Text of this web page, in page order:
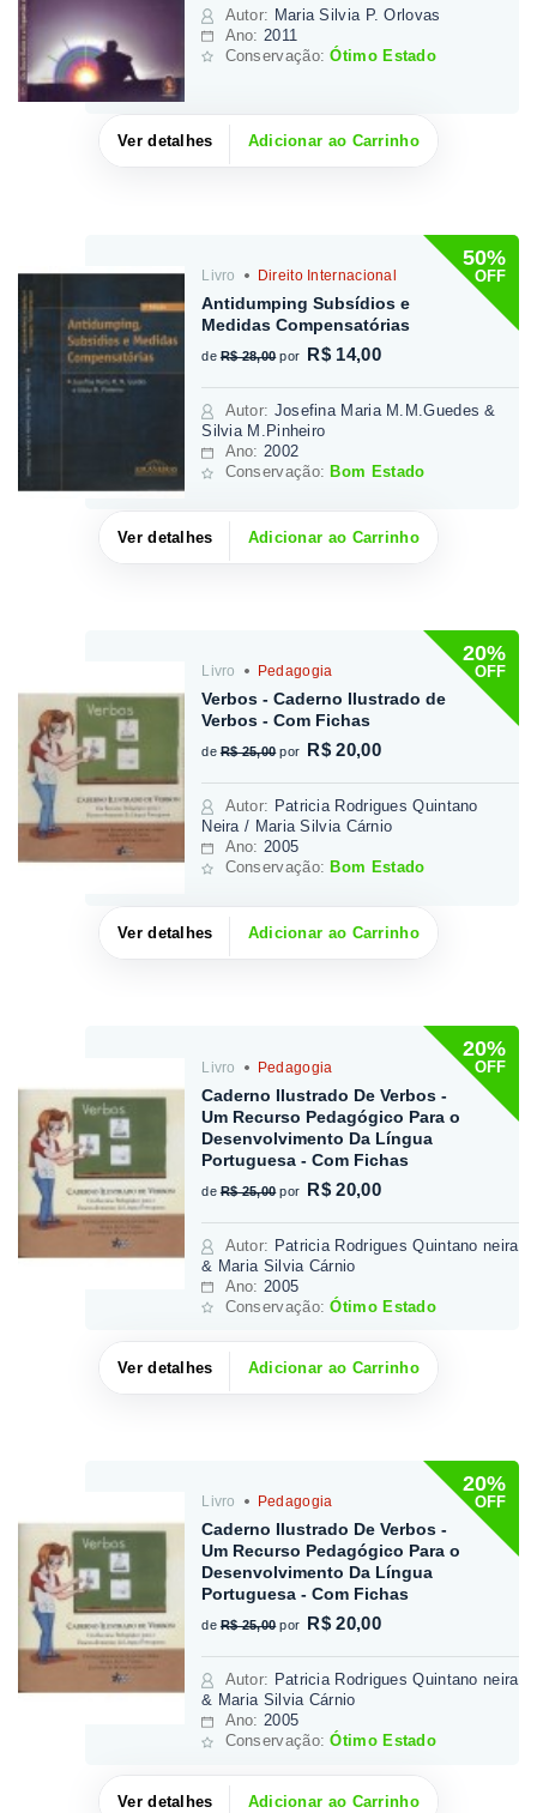
Autor: Maria Silvia P. Orlovas
Ano: 2011
Conservação:Ótimo Estado
Ver detalhes Adicionar ao Carrinho
50%
OFF
Livro Direito Internacional
Antidumping Subsídios e
Medidas Compensatórias
de R$ 28,00 por R$ 14,00
Autor: Josefina Maria M.M.Guedes &
Silvia M.Pinheiro
Ano: 2002
Conservação: Bom Estado
Ver detalhes Adicionar ao Carrinho
20%
OFF
Livro Pedagogia
Verbos - Caderno Ilustrado de
Verbos - Com Fichas
de R$ 25,00 por R$ 20,00
Autor: Patricia Rodrigues Quintano
Neira / Maria Silvia Cárnio
Ano: 2005
Conservação: Bom Estado
Ver detalhes Adicionar ao Carrinho
20%
OFF
Livro Pedagogia
Caderno Ilustrado De Verbos -
Um Recurso Pedagógico Para o
Desenvolvimento Da Língua
Portuguesa - Com Fichas
de R$ 25,00 por R$ 20,00
Autor: Patricia Rodrigues Quintano neira
& Maria Silvia Cárnio
Ano: 2005
Conservação:Ótimo Estado
Ver detalhes Adicionar ao Carrinho
20%
OFF
Livro Pedagogia
Caderno Ilustrado De Verbos -
Um Recurso Pedagógico Para o
Desenvolvimento Da Língua
Portuguesa - Com Fichas
de R$ 25,00 por R$ 20,00
Autor: Patricia Rodrigues Quintano neira
& Maria Silvia Cárnio
Ano: 2005
Conservação:Ótimo Estado
Ver detalhes Adicionar ao Carrinho